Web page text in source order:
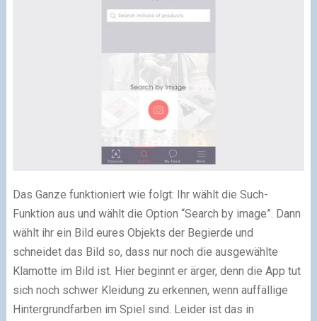
Das Ganze funktioniert wie folgt: Ihr wählt die Such-
Funktion aus und wählt die Option “Search by image”. Dann
wählt ihr ein Bild eures Objekts der Begierde und
schneidet das Bild so, dass nur noch die ausgewählte
Klamotte im Bild ist. Hier beginnt er ärger, denn die App tut
sich noch schwer Kleidung zu erkennen, wenn auffällige
Hintergrundfarben im Spiel sind. Leider ist das in